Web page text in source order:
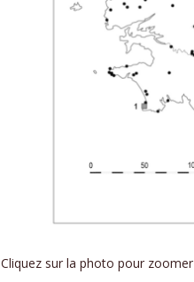
Cliquez sur la photo pour zoomer